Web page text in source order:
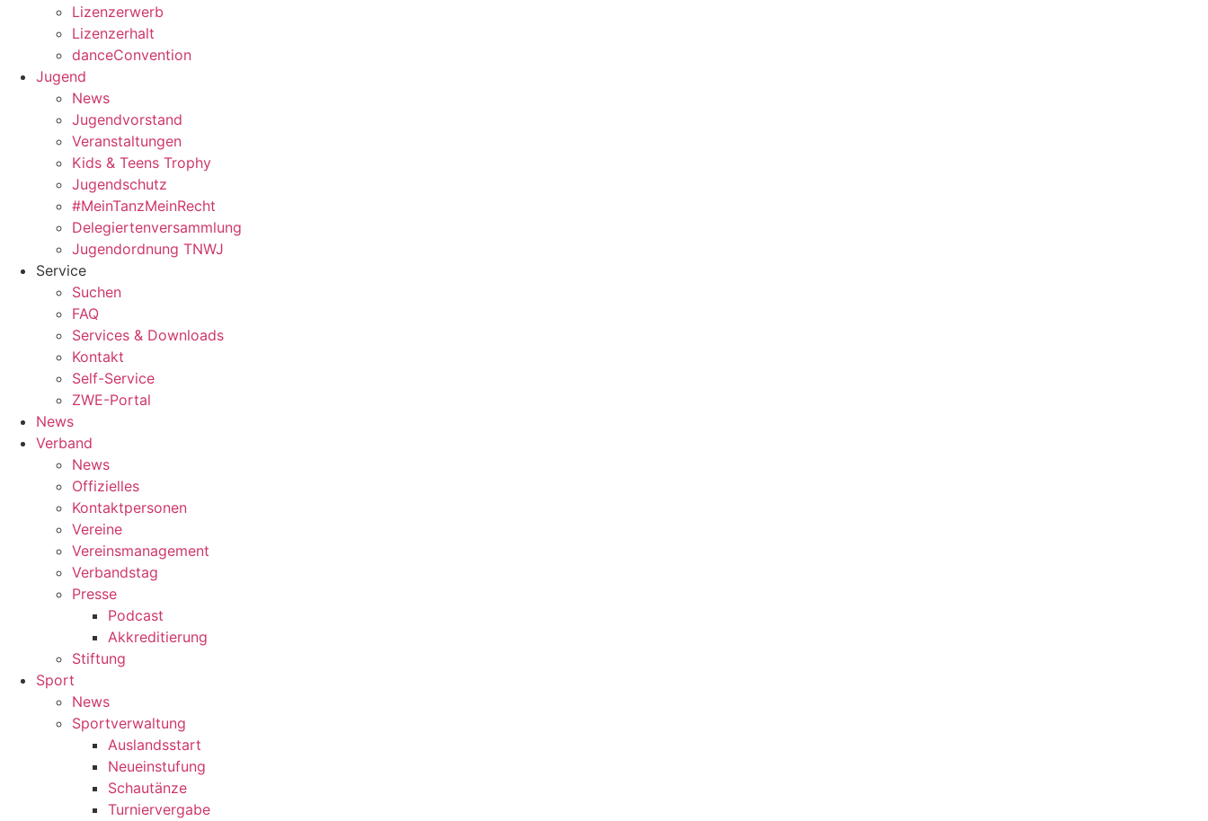
Lizenzerwerb
Lizenzerhalt
danceConvention
Jugend
News
Jugendvorstand
Veranstaltungen
Kids & Teens Trophy
Jugendschutz
#MeinTanzMeinRecht
Delegiertenversammlung
Jugendordnung TNWJ
Service
Suchen
FAQ
Services & Downloads
Kontakt
Self-Service
ZWE-Portal
News
Verband
News
Offizielles
Kontaktpersonen
Vereine
Vereinsmanagement
Verbandstag
Presse
Podcast
Akkreditierung
Stiftung
Sport
News
Sportverwaltung
Auslandsstart
Neueinstufung
Schautänze
Turniervergabe